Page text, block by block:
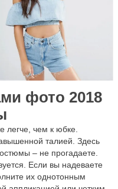
фото 2018
легче, чем к юбке.
талией. Здесь
– не прогадаете.
Если вы надеваете
их однотонным